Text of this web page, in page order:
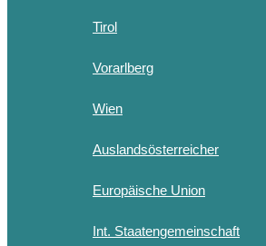
Tirol
Vorarlberg
Wien
Auslandsösterreicher
Europäische Union
Int. Staatengemeinschaft